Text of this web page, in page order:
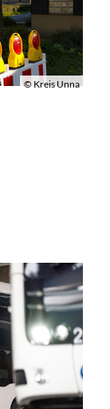
© Kreis Unna